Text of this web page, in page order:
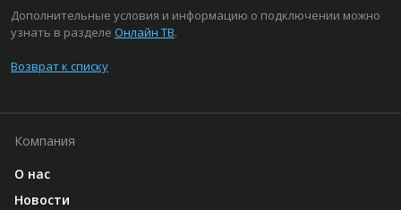
Дополнительные условия и информацию о подключении можно
узнать в разделе Онлайн ТВ.
Возврат к списку
Компания
О нас
Новости